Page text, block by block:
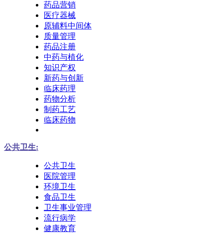
药品营销
医疗器械
原辅料中间体
质量管理
药品注册
中药与植化
知识产权
新药与创新
临床药理
药物分析
制药工艺
临床药物
公共卫生:
公共卫生
医院管理
环境卫生
食品卫生
卫生事业管理
流行病学
健康教育